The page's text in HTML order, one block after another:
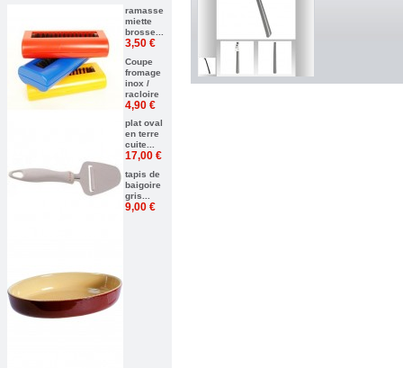
ramasse
miette
brosse...
3,50 €
Coupe
fromage
inox /
racloire
4,90 €
plat oval
en terre
cuite...
17,00 €
tapis de
baigoire
gris...
9,00 €